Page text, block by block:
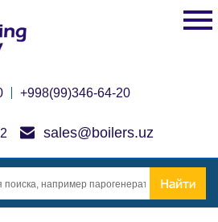
+998(99)346-64-20
sales@boilers.uz